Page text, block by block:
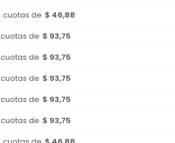
cuotas de $ 46,88
cuotas de $ 93,75
cuotas de $ 93,75
cuotas de $ 93,75
cuotas de $ 93,75
cuotas de $ 93,75